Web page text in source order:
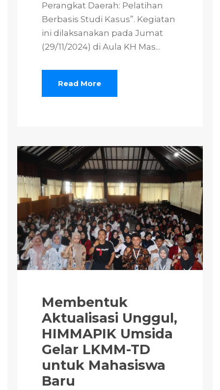
Perangkat Daerah: Pelatihan
Berbasis Studi Kasus”. Kegiatan
ini dilaksanakan pada Jumat
(29/11/2024) di Aula KH Mas...
Read More
Membentuk
Aktualisasi Unggul,
HIMMAPIK Umsida
Gelar LKMM-TD
untuk Mahasiswa
Baru